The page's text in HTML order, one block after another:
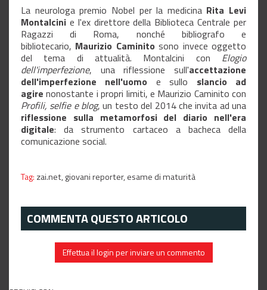
La neurologa premio Nobel per la medicina Rita Levi
Montalcini e l'ex direttore della Biblioteca Centrale per
Ragazzi di Roma, nonché bibliografo e
bibliotecario, Maurizio Caminito sono invece oggetto
del tema di attualità. Montalcini con Elogio
dell'imperfezione, una riflessione sull'accettazione
dell'imperfezione
nell'uomo e sullo slancio ad
agire nonostante i propri limiti, e Maurizio Caminito con
Profili, selfie e blog, un testo del 2014 che invita ad una
riflessione sulla metamorfosi del diario nell'era
digitale: da strumento cartaceo a bacheca della
comunicazione social.
Tag: zai.net,giovani reporter,esame di maturità
COMMENTA QUESTO ARTICOLO
Effettua il login per inviare un commento